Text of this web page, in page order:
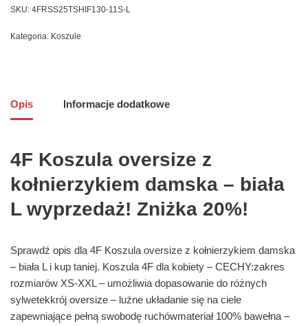
SKU: 4FRSS25TSHIF130-11S-L
Kategoria: Koszule
Opis Informacje dodatkowe
4F Koszula oversize z
kołnierzykiem damska – biała
L wyprzedaż! Zniżka 20%!
Sprawdź opis dla 4F Koszula oversize z kołnierzykiem damska
– biała L i kup taniej. Koszula 4F dla kobiety – CECHY:zakres
rozmiarów XS-XXL – umożliwia dopasowanie do różnych
sylwetekkrój oversize – luźne układanie się na ciele
zapewniające pełną swobodę ruchówmateriał 100% bawełna –